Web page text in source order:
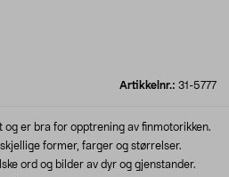
Artikkelnr.: 31-5777
er bra for opptrening av finmotorikken.
former, farger og størrelser.
ord og bilder av dyr og gjenstander.